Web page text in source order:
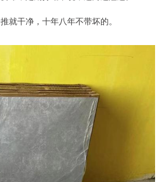
就干净，十年八年不带坏的。